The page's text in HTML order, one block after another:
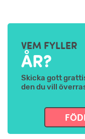
VEM FYLLER
ÅR?
Skicka gott
den du vill